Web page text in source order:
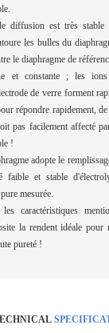
diffusion est très stable
les bulles du
le diaphragme de
et constante ; les
de verre forment
répondre rapidement,
pas facilement affecté
!
adopte le
faible et stable
mesurée.
caractéristiques
la rendent idéale
pureté !